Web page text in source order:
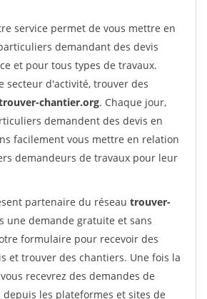
service permet de vous mettre en
demandant des devis
et pour tous types de travaux.
secteur d'activité, trouver des
chantier.org. Chaque jour,
demandent des devis en
facilement vous mettre en relation
demandeurs de travaux pour leur
partenaire du réseau trouver-
une demande gratuite et sans
formulaire pour recevoir des
et trouver des chantiers. Une fois la
recevrez des demandes de
les plateformes et sites de